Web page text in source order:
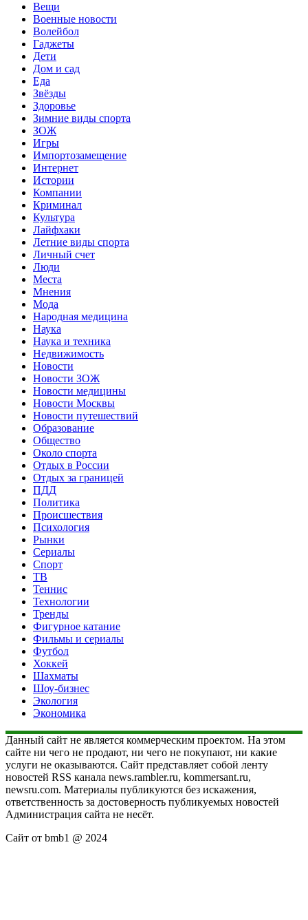
Вещи
Военные новости
Волейбол
Гаджеты
Дети
Дом и сад
Еда
Звёзды
Здоровье
Зимние виды спорта
ЗОЖ
Игры
Импортозамещение
Интернет
Истории
Компании
Криминал
Культура
Лайфхаки
Летние виды спорта
Личный счет
Люди
Места
Мнения
Мода
Народная медицина
Наука
Наука и техника
Недвижимость
Новости
Новости ЗОЖ
Новости медицины
Новости Москвы
Новости путешествий
Образование
Общество
Около спорта
Отдых в России
Отдых за границей
ПДД
Политика
Происшествия
Психология
Рынки
Сериалы
Спорт
ТВ
Теннис
Технологии
Тренды
Фигурное катание
Фильмы и сериалы
Футбол
Хоккей
Шахматы
Шоу-бизнес
Экология
Экономика
Данный сайт не является коммерческим проектом. На этом
сайте ни чего не продают, ни чего не покупают, ни какие
услуги не оказываются. Сайт представляет собой ленту
новостей RSS канала news.rambler.ru, kommersant.ru,
newsru.com. Материалы публикуются без искажения,
ответственность за достоверность публикуемых новостей
Администрация сайта не несёт.
Сайт от bmb1 @ 2024